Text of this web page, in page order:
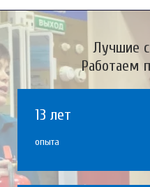
Лучшие
Работаем
13 лет
опыта